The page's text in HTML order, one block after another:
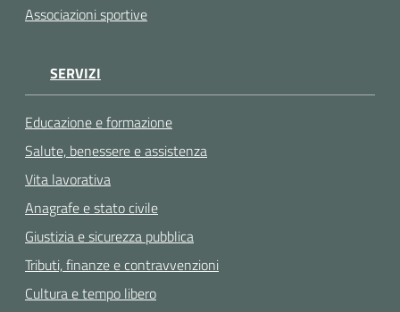
Associazioni sportive
SERVIZI
Educazione e formazione
Salute, benessere e assistenza
Vita lavorativa
Anagrafe e stato civile
Giustizia e sicurezza pubblica
Tributi, finanze e contravvenzioni
Cultura e tempo libero